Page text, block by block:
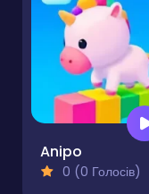
Anipo
0 (0 Голосів)